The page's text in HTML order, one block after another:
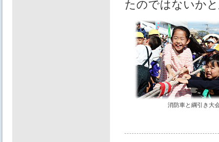
たのではないか
消防車と綱引き大